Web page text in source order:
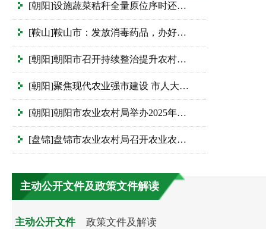
[朝阳]设施蔬菜秸秆全量原位序时还田循环...
[鞍山]鞍山市：发放消毒药品，办好民生实...
[朝阳]朝阳市召开持续整治提升农村人居环...
[朝阳]聚焦现代农业强市建设 市人大常委会...
[朝阳]朝阳市农业农村局举办2025年保护性...
[盘锦]盘锦市农业农村局召开农业农村系统...
主动公开文件及政策文件解读
主动公开文件 政策文件及解读